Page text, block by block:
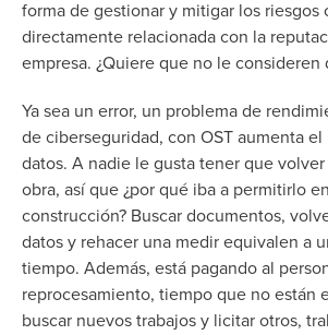
forma de gestionar y mitigar los riesgos
directamente relacionada con la
empresa. ¿Quiere que no le consideren
Ya sea un error, un problema de
de ciberseguridad, con OST aumenta
datos. A nadie le gusta tener que
obra, así que ¿por qué iba a permitirlo
construcción? Buscar documentos,
datos y rehacer una medir equivalen a
tiempo. Además, está pagando al
reprocesamiento, tiempo que no están
buscar nuevos trabajos y licitar otros,